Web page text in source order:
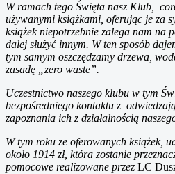
W ramach tego Święta nasz Klub,
używanymi książkami, oferując je za
książek niepotrzebnie zalega nam na
dalej służyć innym. W ten sposób
tym samym oszczędzamy drzewa,
zasadę „zero waste”.
Uczestnictwo naszego klubu w tym
bezpośredniego kontaktu z
zapoznania ich z działalnością
W tym roku ze oferowanych książek,
około 1914 zł, która zostanie
pomocowe realizowane przez LC